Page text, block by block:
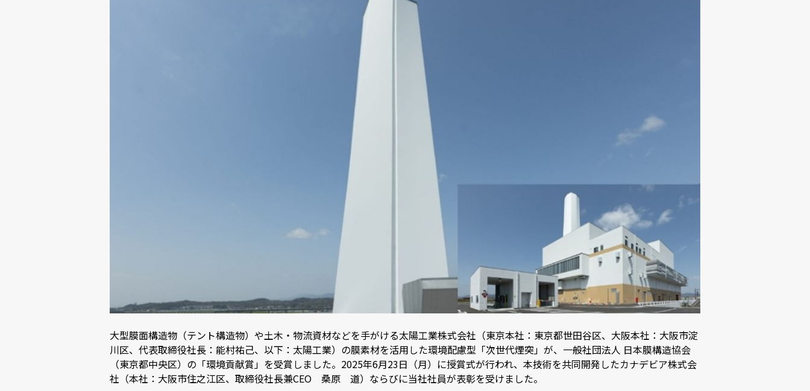
大型膜面構造物（テント構造物）や土木・物流資材などを手がける太陽工業株式会社（東京本社：東京都世田谷区、大阪本社：大阪市淀
川区、代表取締役社長：能村祐己、以下：太陽工業）の膜素材を活用した環境配慮型「次世代煙突」が、一般社団法人 日本膜構造協会
（東京都中央区）の「環境貢献賞」を受賞しました。2025年6月23日（月）に授賞式が行われ、本技術を共同開発したカナデビア株式会
社（本社：大阪市住之江区、取締役社長兼CEO 桑原 道）ならびに当社社員が表彰を受けました。